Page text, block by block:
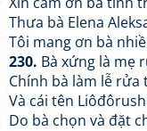
Thưa bà Elena
Tôi mang ơn bà
230. Bà xứng là mẹ
Chính bà làm lễ
Và cái tên
Do bà chọn và đặt